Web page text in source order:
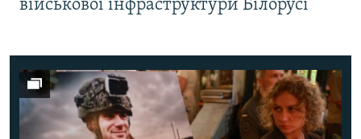
військової інфраструктури Білорусі